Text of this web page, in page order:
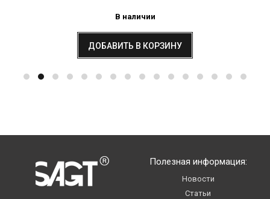
В наличии
ДОБАВИТЬ В КОРЗИНУ
Полезная информация:
Новости
Статьи